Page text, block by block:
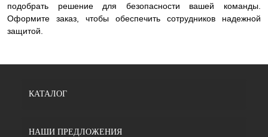
подобрать решение для безопасности вашей команды.
Оформите заказ, чтобы обеспечить сотрудников надежной
защитой.
КАТАЛОГ
НАШИ ПРЕДЛОЖЕНИЯ